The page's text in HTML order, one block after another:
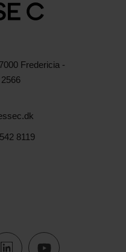
Fredericia -
8119